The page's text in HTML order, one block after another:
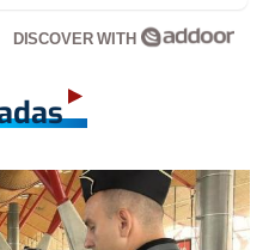
DISCOVER WITH